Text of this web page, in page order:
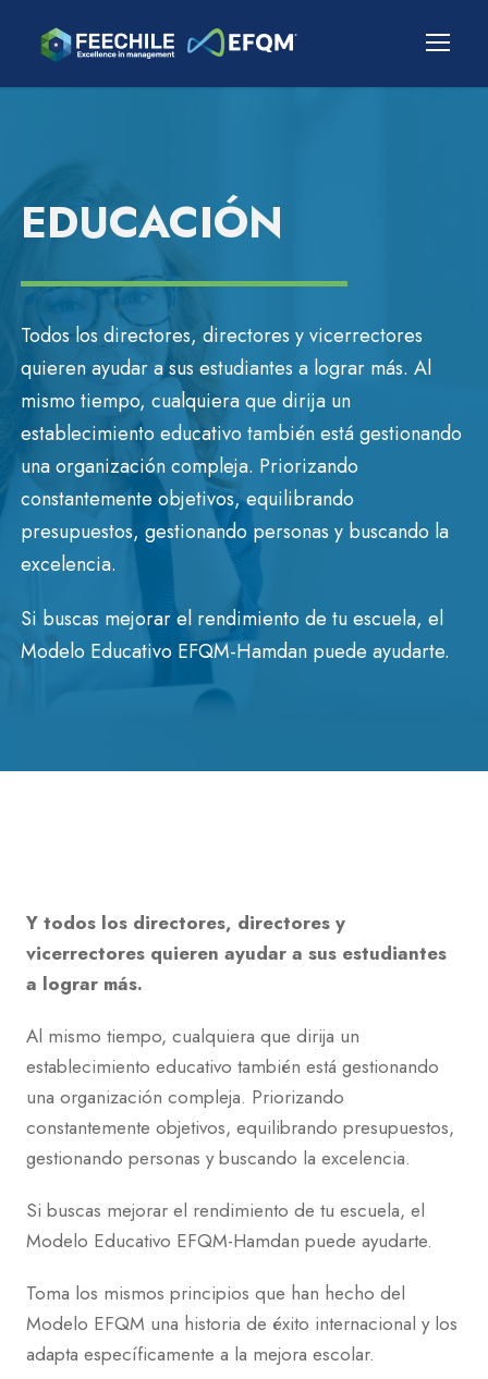
EDUCACIÓN
Todos los directores, directores y vicerrectores
quieren ayudar a sus estudiantes a lograr más. Al
mismo tiempo, cualquiera que dirija un
establecimiento educativo también está gestionando
una organización compleja. Priorizando
constantemente objetivos, equilibrando
presupuestos, gestionando personas y buscando la
excelencia.
Si buscas mejorar el rendimiento de tu escuela, el
Modelo Educativo EFQM-Hamdan puede ayudarte.
Y todos los directores, directores y
vicerrectores quieren ayudar a sus estudiantes
a lograr más.
Al mismo tiempo, cualquiera que dirija un
establecimiento educativo también está gestionando
una organización compleja. Priorizando
constantemente objetivos, equilibrando presupuestos,
gestionando personas y buscando la excelencia.
Si buscas mejorar el rendimiento de tu escuela, el
Modelo Educativo EFQM-Hamdan puede ayudarte.
Toma los mismos principios que han hecho del
Modelo EFQM una historia de éxito internacional y los
adapta específicamente a la mejora escolar.